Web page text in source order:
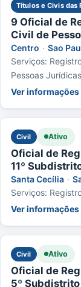
Títulos e Civis das
9 Oficial de
Civil de
Centro · Sao
Serviços:
Pessoas Jurídicas
Ver
Civil Ativo
Oficial de
11º
Santa Cecília ·
Serviços:
Ver
Civil Ativo
Oficial de
5º